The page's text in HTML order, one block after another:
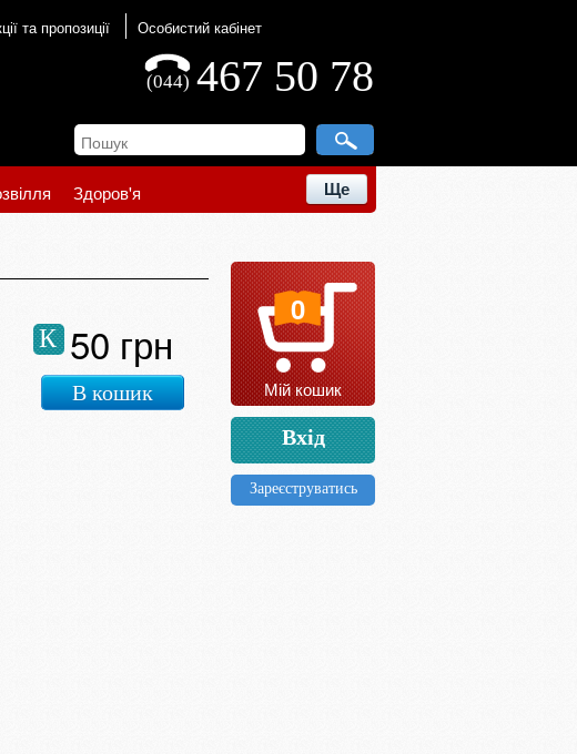
та пропозиції Особистий кабінет
467 50 78
(044)
Здоров'я Ще
50 грн
К
В кошик
0
Мій кошик
Вхід
Зареєструватись